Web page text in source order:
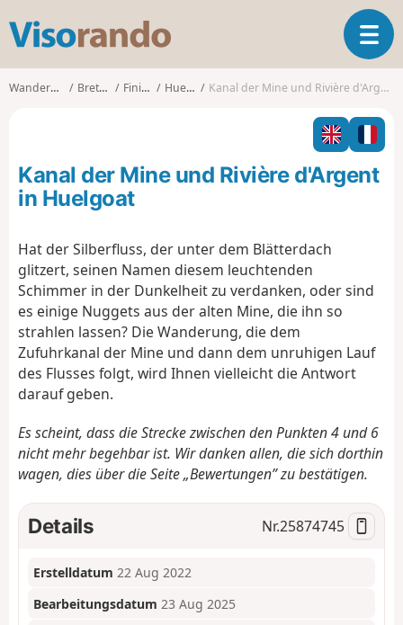
s
o
o
T
o
g
l
n
a
i
Wanderungen Bretagne Finistère Huelgoat Kanal der Mine und Rivière d'Argent in Huelgoat
Kanal der Mine und Rivière d'Argent
in Huelgoat
Hat der Silberfluss, der unter dem Blätterdach
glitzert, seinen Namen diesem leuchtenden
Schimmer in der Dunkelheit zu verdanken, oder sind
es einige Nuggets aus der alten Mine, die ihn so
strahlen lassen? Die Wanderung, die dem
Zufuhrkanal der Mine und dann dem unruhigen Lauf
des Flusses folgt, wird Ihnen vielleicht die Antwort
darauf geben.
Es scheint, dass die Strecke zwischen den Punkten 4 und 6
nicht mehr begehbar ist. Wir danken allen, die sich dorthin
wagen, dies über die Seite „Bewertungen” zu bestätigen.
Details Nr.25874745
Erstelldatum 22 Aug 2022
Bearbeitungsdatum 23 Aug 2025